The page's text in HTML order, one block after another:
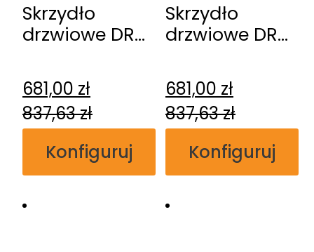
Skrzydło
drzwiowe DRE
681,00 zł
837,63zł
Konfiguruj
Skrzydło
drzwiowe DRE
681,00 zł
837,63zł
Konfiguruj